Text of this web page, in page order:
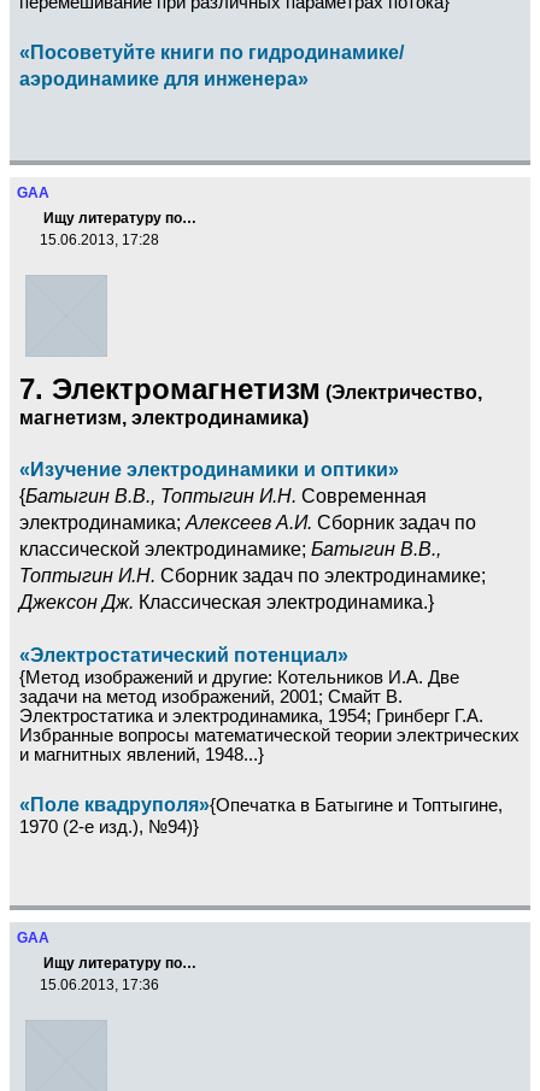
«Посоветуйте книги по гидродинамике/
аэродинамике для инженера»
GAA
Ищу литературу по…
15.06.2013, 17:28
7. Электромагнетизм (Электричество,
магнетизм, электродинамика)
«Изучение электродинамики и оптики»
{Батыгин В.В., Топтыгин И.Н. Современная
электродинамика; Алексеев А.И. Сборник задач по
классической электродинамике; Батыгин В.В.,
Топтыгин И.Н. Сборник задач по электродинамике;
Джексон Дж. Классическая электродинамика.}
«Электростатический потенциал»
{Метод изображений и другие: Котельников И.А. Две
задачи на метод изображений, 2001; Смайт В.
Электростатика и электродинамика, 1954; Гринберг Г.А.
Избранные вопросы математической теории электрических
и магнитных явлений, 1948...}
«Поле квадруполя»{Опечатка в Батыгине и Топтыгине,
1970 (2-е изд.), №94)}
GAA
Ищу литературу по…
15.06.2013, 17:36